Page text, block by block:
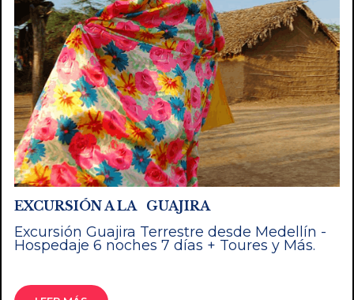
EXCURSIÓN A LA GUAJIRA
Excursión Guajira Terrestre desde Medellín -
Hospedaje 6 noches 7 días + Toures y Más.